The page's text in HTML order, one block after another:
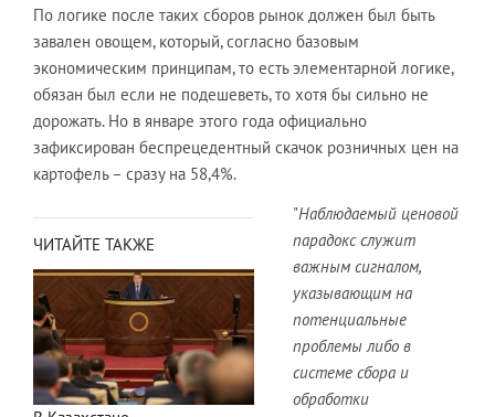
По логике после таких сборов рынок должен был быть
завален овощем, который, согласно базовым
экономическим принципам, то есть элементарной логике,
обязан был если не подешеветь, то хотя бы сильно не
дорожать. Но в январе этого года официально
зафиксирован беспрецедентный скачок розничных цен на
картофель – сразу на 58,4%.
ЧИТАЙТЕ ТАКЖЕ
"Наблюдаемый ценовой
парадокс служит
важным сигналом,
указывающим на
потенциальные
проблемы либо в
системе сбора и
обработки